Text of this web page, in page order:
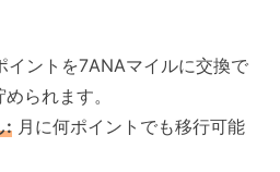
イントを7ANAマイルに交換で
られます。
: 月に何ポイントでも移行可能